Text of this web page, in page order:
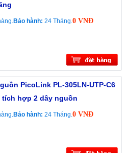
Bảo hành: 24 Tháng.0 VNĐ
PicoLink PL-305LN-UTP-C6
tích hợp 2 dây nguồn
Bảo hành: 24 Tháng.0 VNĐ